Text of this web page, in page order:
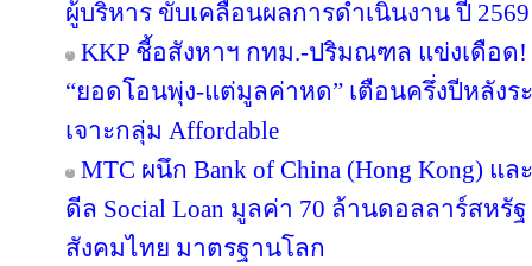
ผู้บริหาร ขับเคลื่อนผลการดำเนินงาน ปี 2569
KKP ชี้อสังหาฯ กทม.-ปริมณฑล แข่งเดือด
“ยอดโอนพุ่ง-แต่มูลค่าหด” เตือนครึ่งปีหลัง
เจาะกลุ่ม Affordable
MTC ผนึก Bank of China (Hong Kong) แล
ดีล Social Loan มูลค่า 70 ล้านดอลลาร์สห
สังคมไทย มาตรฐานโลก